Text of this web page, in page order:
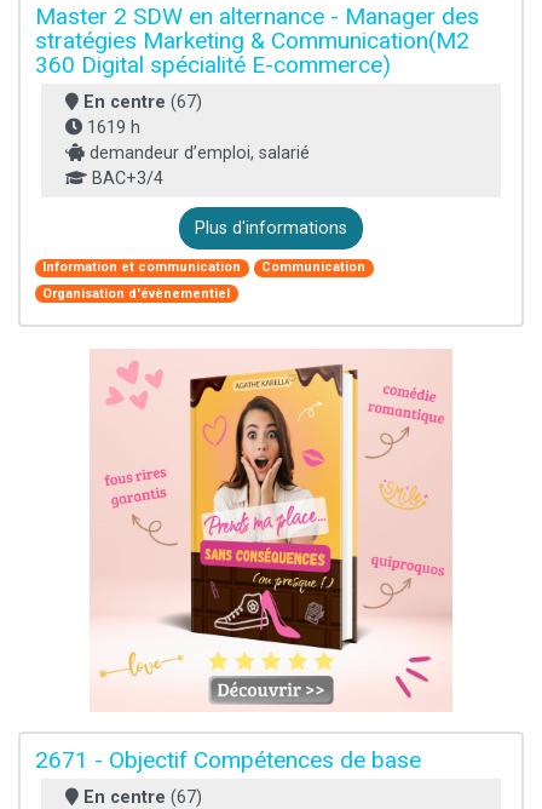
Master 2 SDW en alternance - Manager des
stratégies Marketing & Communication(M2
360 Digital spécialité E-commerce)
En centre (67)
1619 h
demandeur d’emploi, salarié
BAC+3/4
Plus d'informations
Information et communication
Communication
Organisation d'évènementiel
2671 - Objectif Compétences de base
En centre (67)